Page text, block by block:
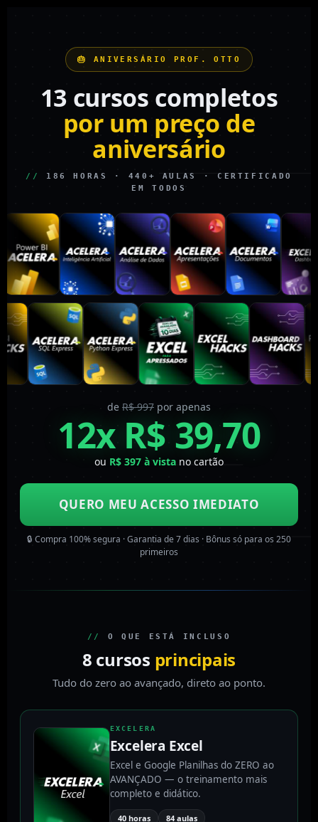
🎂 ANIVERSÁRIO PROF. OTTO
13 cursos completos
por um preço de
aniversário
//
186 HORAS · 440+ AULAS · CERTIFICADO
EM TODOS
de R$ 997 por apenas
12x R$ 39,70
ou R$ 397 à vista no cartão
QUERO MEU ACESSO IMEDIATO
🔒 Compra 100% segura · Garantia de 7 dias · Bônus só para os 250
primeiros
// O QUE ESTÁ INCLUSO
8 cursos principais
Tudo do zero ao avançado, direto ao ponto.
EXCELERA
Excelera Excel
Excel e Google Planilhas do ZERO ao
AVANÇADO — o treinamento mais
completo e didático.
40 horas
84 aulas